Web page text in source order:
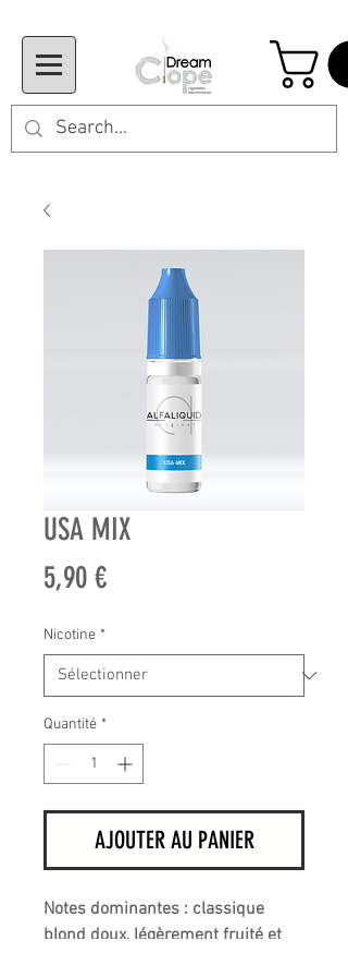
USA MIX
5,90 €Prix
Nicotine *
Quantité *
AJOUTER AU PANIER
Notes dominantes : classique
blond doux, légèrement fruité et